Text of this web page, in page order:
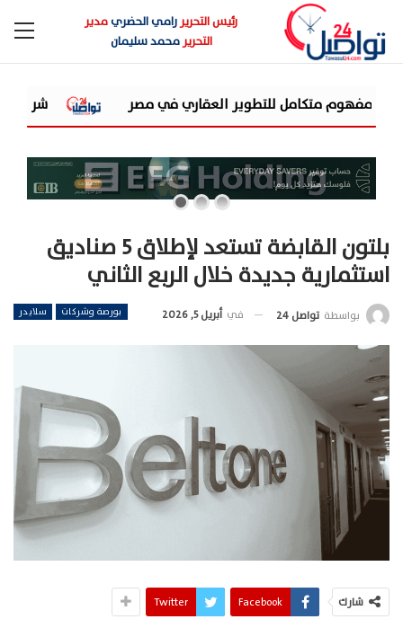
رئيس التحريررامي الحضريمدير
التحريرمحمد سليمان
شركة «AIG» تتعاون مع «CSCEC الصينية» بمشروع «AI Tower» بأعلى المعايير العالمية
بلتون القابضة تستعد لإطلاق 5 صناديق
استثمارية جديدة خلال الربع الثاني
بورصة وشركات سلايدر بواسطة تواصل 24 في أبريل 5, 2026
شارك Facebook
Twitter